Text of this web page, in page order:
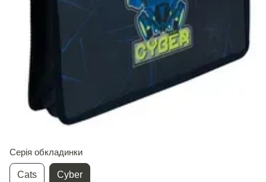
Серія обкладинки
Cats Cyber